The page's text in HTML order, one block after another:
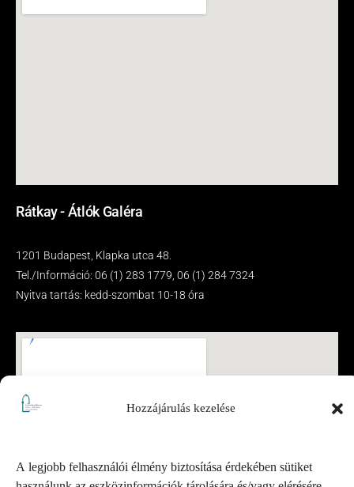
Hozzájárulás kezelése
A legjobb felhasználói élmény biztosítása érdekében sütiket
Rátkay - Átlók Galéra
1201 Budapest, Klapka utca 48.
Tel./Információ: 06 (1) 283 1779, 06 (1) 284 7324
Nyitva tartás: kedd-szombat 10-18 óra